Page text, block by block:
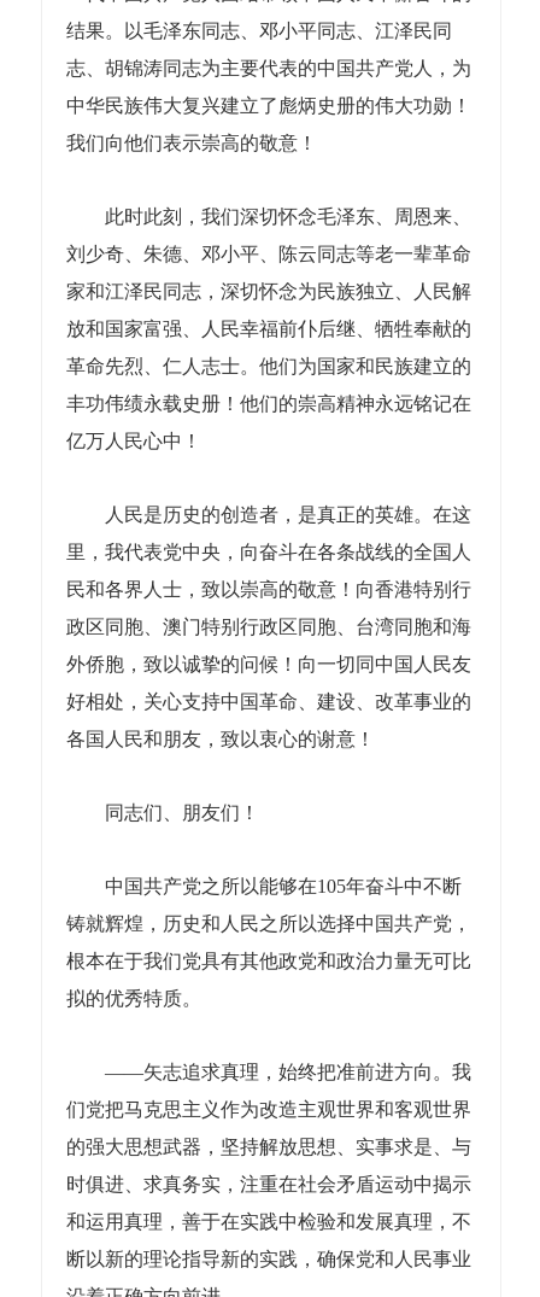
结果。以毛泽东同志、邓小平同志、江泽民同
志、胡锦涛同志为主要代表的中国共产党人，为
中华民族伟大复兴建立了彪炳史册的伟大功勋！
我们向他们表示崇高的敬意！
此时此刻，我们深切怀念毛泽东、周恩来、
刘少奇、朱德、邓小平、陈云同志等老一辈革命
家和江泽民同志，深切怀念为民族独立、人民解
放和国家富强、人民幸福前仆后继、牺牲奉献的
革命先烈、仁人志士。他们为国家和民族建立的
丰功伟绩永载史册！他们的崇高精神永远铭记在
亿万人民心中！
人民是历史的创造者，是真正的英雄。在这
里，我代表党中央，向奋斗在各条战线的全国人
民和各界人士，致以崇高的敬意！向香港特别行
政区同胞、澳门特别行政区同胞、台湾同胞和海
外侨胞，致以诚挚的问候！向一切同中国人民友
好相处，关心支持中国革命、建设、改革事业的
各国人民和朋友，致以衷心的谢意！
同志们、朋友们！
中国共产党之所以能够在105年奋斗中不断
铸就辉煌，历史和人民之所以选择中国共产党，
根本在于我们党具有其他政党和政治力量无可比
拟的优秀特质。
——矢志追求真理，始终把准前进方向。我
们党把马克思主义作为改造主观世界和客观世界
的强大思想武器，坚持解放思想、实事求是、与
时俱进、求真务实，注重在社会矛盾运动中揭示
和运用真理，善于在实践中检验和发展真理，不
断以新的理论指导新的实践，确保党和人民事业